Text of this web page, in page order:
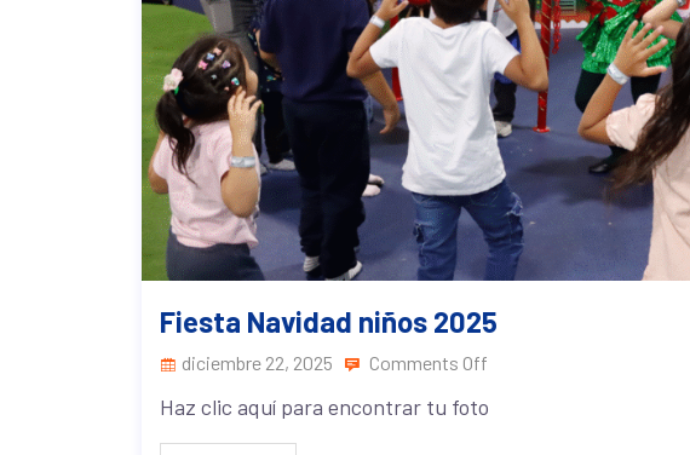
Fiesta Navidad niños 2025
diciembre 22, 2025 Comments Off
Haz clic aquí para encontrar tu foto